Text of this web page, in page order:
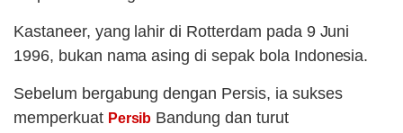
Kastaneer, yang lahir di Rotterdam pada 9 Juni
1996, bukan nama asing di sepak bola Indonesia.
Sebelum bergabung dengan Persis, ia sukses
memperkuat Persib Bandung dan turut